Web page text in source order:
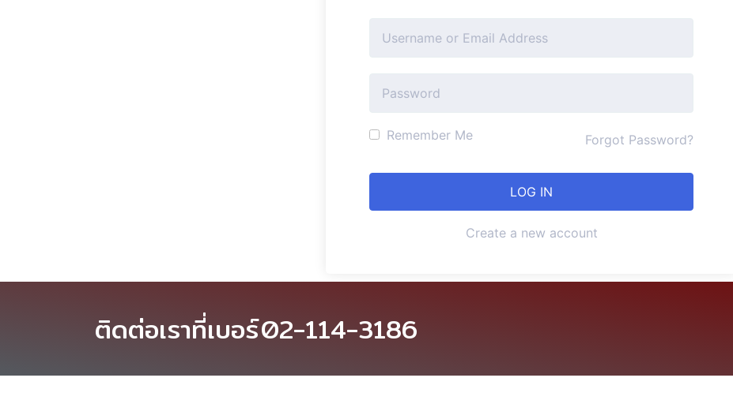
Remember Me Forgot Password?
Create a new account
ติดต่อเราที่เบอร์02-114-3186